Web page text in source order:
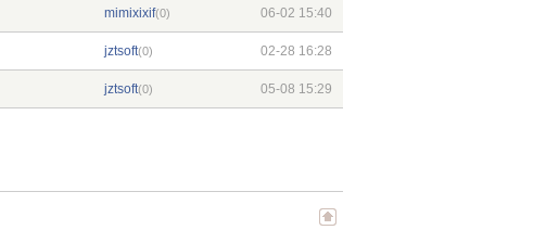
mimixixif(0) 06-02 15:40
jztsoft(0) 02-28 16:28
jztsoft(0) 05-08 15:29